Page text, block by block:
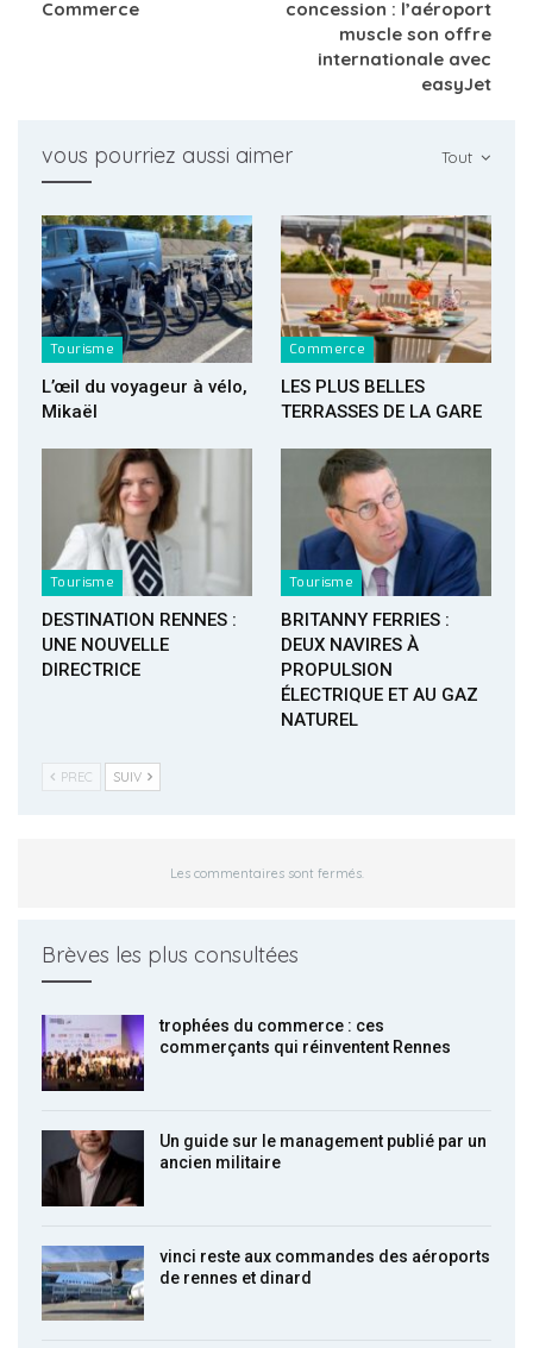
Commerce
concession : l’aéroport
muscle son offre
internationale avec
easyJet
Tout
vous pourriez aussi aimer
Tourisme
L’œil du voyageur à vélo,
Mikaël
Commerce
LES PLUS BELLES
TERRASSES DE LA GARE
Tourisme
DESTINATION RENNES :
UNE NOUVELLE
DIRECTRICE
Tourisme
BRITANNY FERRIES :
DEUX NAVIRES À
PROPULSION
ÉLECTRIQUE ET AU GAZ
NATUREL
PREC SUIV
Les commentaires sont fermés.
Brèves les plus consultées
trophées du commerce : ces
commerçants qui réinventent Rennes
Un guide sur le management publié par un
ancien militaire
vinci reste aux commandes des aéroports
de rennes et dinard